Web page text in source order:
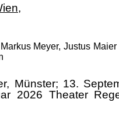
,
Meyer, Justus Maier
Münster; 13.
2026 Theater